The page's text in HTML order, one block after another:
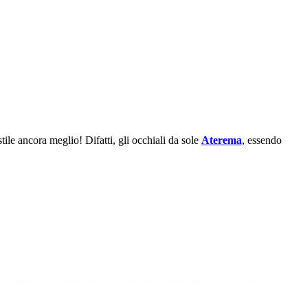
ancora meglio! Difatti, gli occhiali da sole Aterema, essendo